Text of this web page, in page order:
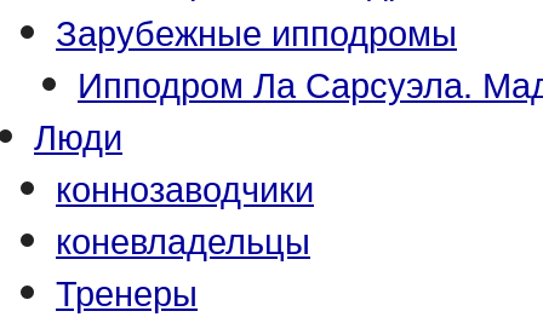
Зарубежные ипподромы
Ипподром Ла Сарсуэла.
Люди
коннозаводчики
коневладельцы
Тренеры